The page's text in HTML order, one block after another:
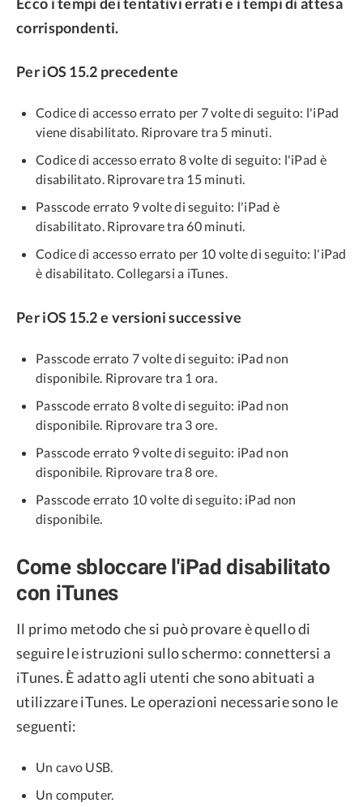
corrispondenti.
Per iOS 15.2 precedente
Codice di accesso errato per 7 volte di seguito: l'iPad
viene disabilitato. Riprovare tra 5 minuti.
Codice di accesso errato 8 volte di seguito: l'iPad è
disabilitato. Riprovare tra 15 minuti.
Passcode errato 9 volte di seguito: l'iPad è
disabilitato. Riprovare tra 60 minuti.
Codice di accesso errato per 10 volte di seguito: l'iPad
è disabilitato. Collegarsi a iTunes.
Per iOS 15.2 e versioni successive
Passcode errato 7 volte di seguito: iPad non
disponibile. Riprovare tra 1 ora.
Passcode errato 8 volte di seguito: iPad non
disponibile. Riprovare tra 3 ore.
Passcode errato 9 volte di seguito: iPad non
disponibile. Riprovare tra 8 ore.
Passcode errato 10 volte di seguito: iPad non
disponibile.
Come sbloccare l'iPad disabilitato
con iTunes
Il primo metodo che si può provare è quello di
seguire le istruzioni sullo schermo: connettersi a
iTunes. È adatto agli utenti che sono abituati a
utilizzare iTunes. Le operazioni necessarie sono le
seguenti:
Un cavo USB.
Un computer.